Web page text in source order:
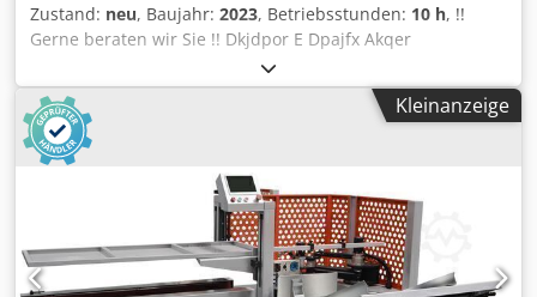
Zustand: neu, Baujahr: 2023, Betriebsstunden: 10 h, !!
Gerne beraten wir Sie !! Dkjdpor E Dpajfx Akqer
Modelbezeichnung ////: Rotection Kartonierer Merkmale
////: Doppelt-Servo Vorschubsteuerung, mit Hotmelt-
Station, Sicherheitseinhausung und Sicherheitstechnik
Produktionsausrichtung ////: Horizontal Fördersystem ////:
Fächerförderband Kartonagenzuführung ////: oben mit
Aktiven Förderband Bedienerdisplay ////: Touchscreen
Antriebe & Steuerung ////: 8 Servomotoren und SPS-
Steuerung Boxlänge ////: 150-300 mm Boxbreite ////: 120-
260 mm Verpackungshöhe ////: 50-100 mm
Geschwindigkeit ////: 40-60 Boxen/min. in Abhängigkeit von
Kleinanzeige